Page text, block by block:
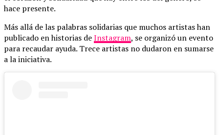
hace presente.
Más allá de las palabras solidarias que muchos artistas han
publicado en historias deInstagram, se organizó un evento
para recaudar ayuda. Trece artistas no dudaron en sumarse
a la iniciativa.